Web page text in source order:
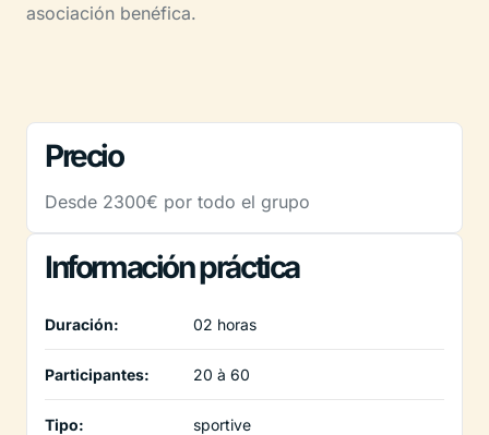
asociación benéfica.
Precio
Desde 2300€ por todo el grupo
Información práctica
Duración: 02 horas
Participantes: 20 à 60
Tipo: sportive